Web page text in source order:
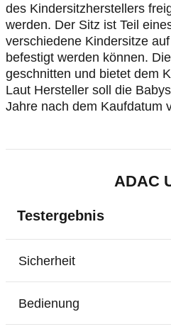
des Kindersitzherstellers
werden. Der Sitz ist Teil
verschiedene Kindersitze
befestigt werden können.
geschnitten und bietet dem
Laut Hersteller soll die
Jahre nach dem Kaufdatum
ADAC
Testergebnis
Sicherheit
Bedienung